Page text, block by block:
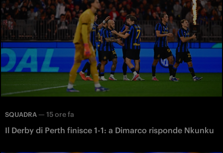
SQUADRA — 15 ore fa
Il Derby di Perth finisce 1-1: a Dimarco risponde Nkunku